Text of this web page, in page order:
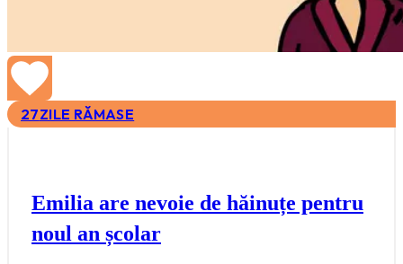
27ZILE RĂMASE
Emilia are nevoie de hăinuțe pentru
noul an școlar